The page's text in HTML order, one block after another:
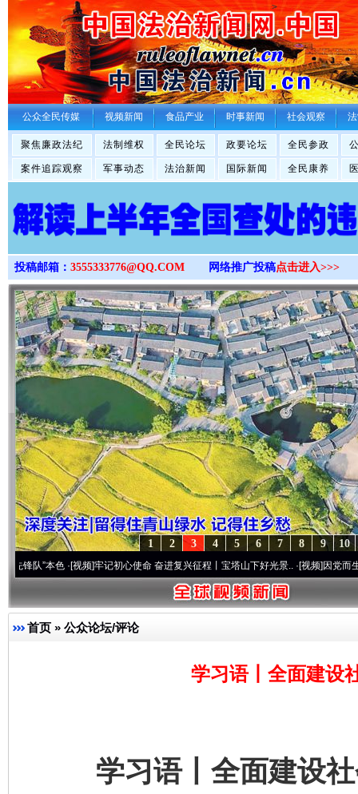
>
公众全民传媒 视频新闻 食品产业 时事新闻 社会观察
聚焦廉政法纪 法制维权 全民论坛 政要论坛 全民参政
案件追踪观察 军事动态 法治新闻 国际新闻 全民康养
投稿邮箱： 3555333776@QQ.COM 网络推广投稿点击进入>>>
10
9
8
7
6
5
4
3
2
1
·[视频]牢记初心使命 奋进复兴征程丨宝塔山下好光景..·[视频]因党而生 为党而战
首页 » 公众论坛/评论
学习语丨全面建设
学习语丨全面建设社